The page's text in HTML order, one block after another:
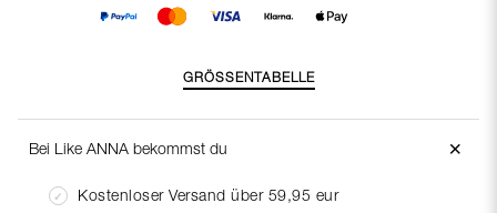
GRÖSSENTABELLE
Bei Like ANNA bekommst du ＋
Kostenloser Versand über 59,95 eur